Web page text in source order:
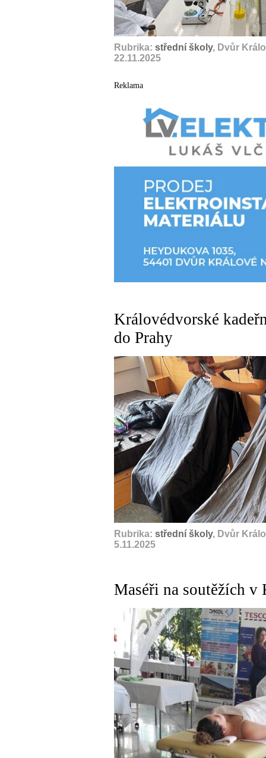
Rubrika: střední školy, Dvůr
22.11.2025
Reklama
Královédvorské
do Prahy
Rubrika: střední školy, Dvůr
5.11.2025
Maséři na soutěžích